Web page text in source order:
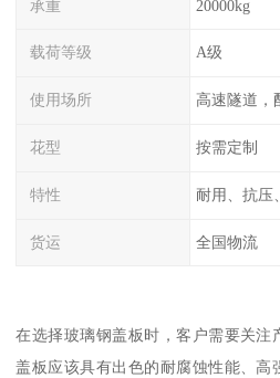
承重 20000kg
载荷等级 A级
使用场所 高速隧道，
花型 按需定制
特性 耐用、抗压
货运 全国物流
在选择玻璃钢盖板时，客户需要关注
盖板应该具有出色的耐腐蚀性能、高